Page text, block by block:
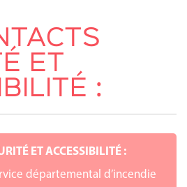
ET
:
ET ACCESSIBILITÉ :
départemental d’incendie